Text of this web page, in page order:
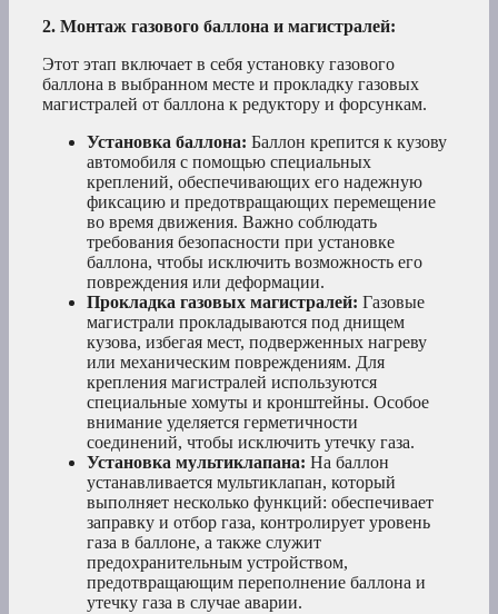
2. Монтаж газового баллона и магистралей:
Этот этап включает в себя установку газового
баллона в выбранном месте и прокладку газовых
магистралей от баллона к редуктору и форсункам.
Установка баллона: Баллон крепится к кузову
автомобиля с помощью специальных
креплений, обеспечивающих его надежную
фиксацию и предотвращающих перемещение
во время движения. Важно соблюдать
требования безопасности при установке
баллона, чтобы исключить возможность его
повреждения или деформации.
Прокладка газовых магистралей: Газовые
магистрали прокладываются под днищем
кузова, избегая мест, подверженных нагреву
или механическим повреждениям. Для
крепления магистралей используются
специальные хомуты и кронштейны. Особое
внимание уделяется герметичности
соединений, чтобы исключить утечку газа.
Установка мультиклапана: На баллон
устанавливается мультиклапан, который
выполняет несколько функций: обеспечивает
заправку и отбор газа, контролирует уровень
газа в баллоне, а также служит
предохранительным устройством,
предотвращающим переполнение баллона и
утечку газа в случае аварии.